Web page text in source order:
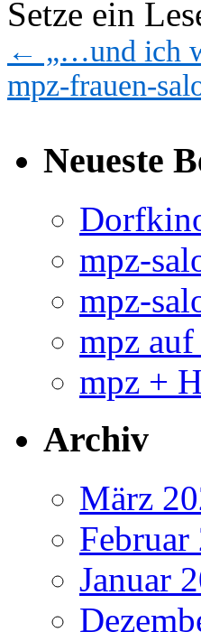
Setze ein
← „…und ich
mpz-frauen-
Neueste
mpz-
mpz-
mpz
mpz +
Archiv
März
Februar
Januar